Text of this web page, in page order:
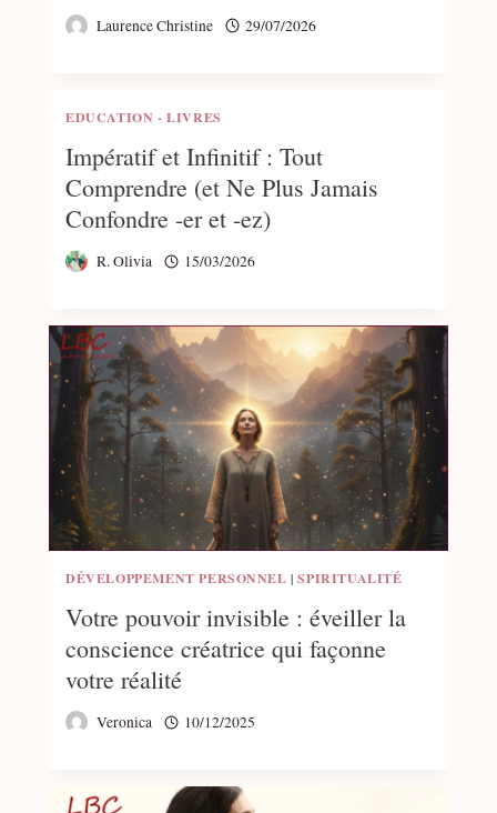
Laurence Christine 29/07/2026
EDUCATION - LIVRES
Impératif et Infinitif : Tout
Comprendre (et Ne Plus Jamais
Confondre -er et -ez)
R. Olivia 15/03/2026
DÉVELOPPEMENT PERSONNEL |SPIRITUALITÉ
Votre pouvoir invisible : éveiller la
conscience créatrice qui façonne
votre réalité
Veronica 10/12/2025